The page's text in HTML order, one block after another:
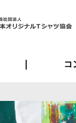
スポー
の
コ